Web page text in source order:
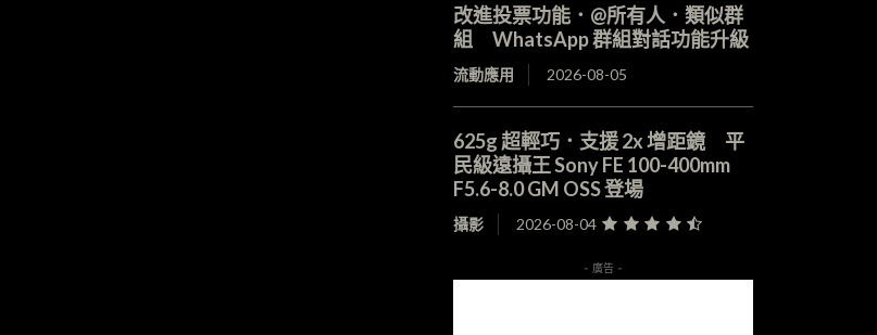
改進投票功能．@所有人．類似群
組 WhatsApp 群組對話功能升級
流動應用 2026-08-05
625g 超輕巧．支援 2x 增距鏡 平
民級遠攝王 Sony FE 100-400mm
F5.6-8.0 GM OSS 登場
攝影 2026-08-04
- 廣告 -